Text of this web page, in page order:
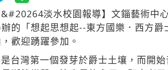
&#20264淡水校園報導】文錙藝術
的「想起思想起--東方國樂．西方
歡迎踴躍參加。
是台灣第一個發芽於爵士土壤，而開